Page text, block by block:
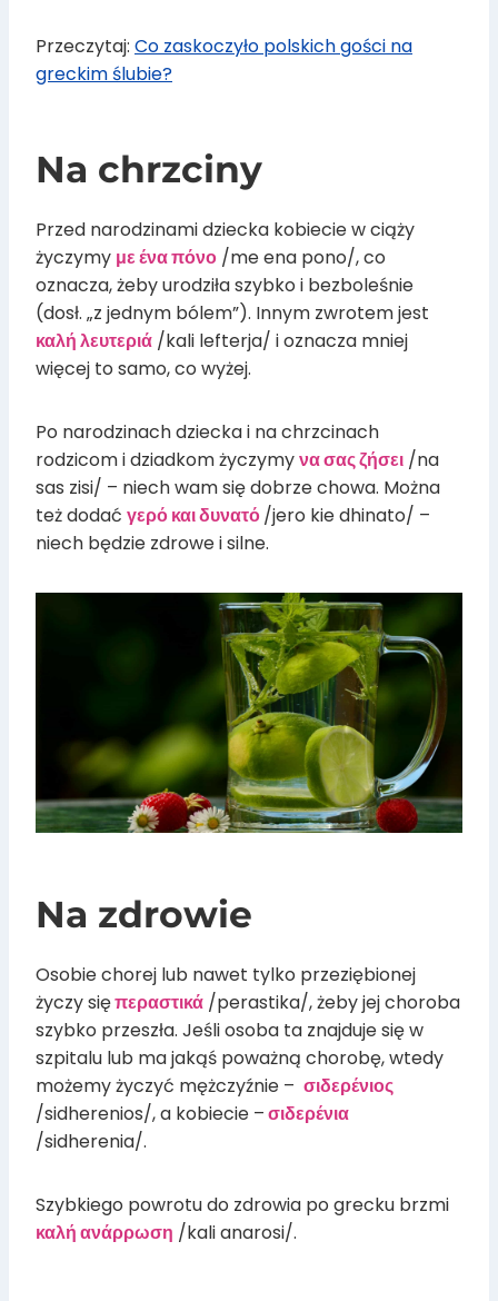
Przeczytaj: Co zaskoczyło polskich gości na
greckim ślubie?
Na chrzciny
Przed narodzinami dziecka kobiecie w ciąży
życzymy με ένα πόνο /me ena pono/, co
oznacza, żeby urodziła szybko i bezboleśnie
(dosł. „z jednym bólem”). Innym zwrotem jest
καλή λευτεριά /kali lefterja/ i oznacza mniej
więcej to samo, co wyżej.
Po narodzinach dziecka i na chrzcinach
rodzicom i dziadkom życzymyνα σας ζήσει /na
sas zisi/ – niech wam się dobrze chowa. Można
też dodać γερό και δυνατό/jero kie dhinato/ –
niech będzie zdrowe i silne.
Na zdrowie
Osobie chorej lub nawet tylko przeziębionej
życzy sięπεραστικά /perastika/, żeby jej choroba
szybko przeszła. Jeśli osoba ta znajduje się w
szpitalu lub ma jakąś poważną chorobę, wtedy
możemy życzyć mężczyźnie – σιδερένιος
/sidherenios/, a kobiecie –σιδερένια
/sidherenia/.
Szybkiego powrotu do zdrowia po grecku brzmi
καλή ανάρρωση /kali anarosi/.